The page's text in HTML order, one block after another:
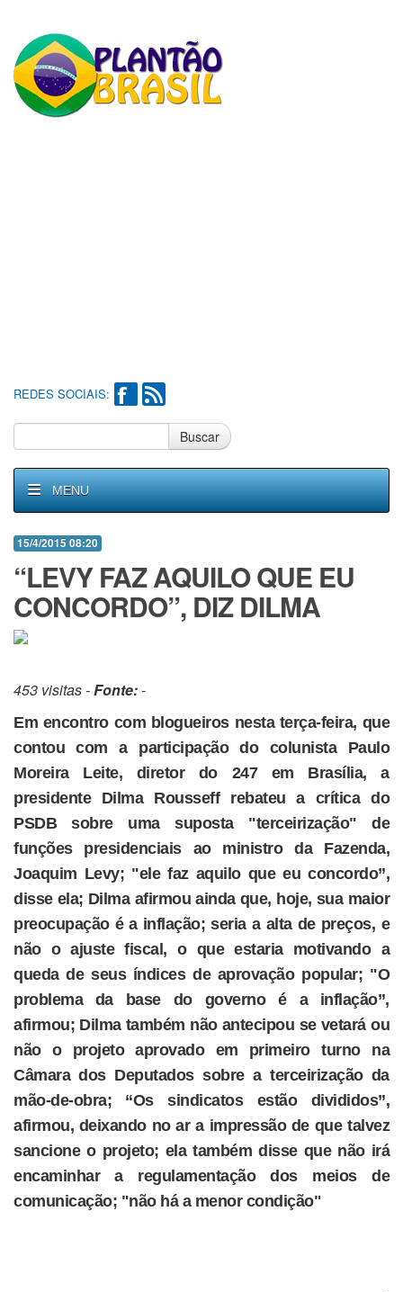
REDES SOCIAIS:
Buscar
MENU
15/4/2015 08:20
“LEVY FAZ AQUILO QUE EU
CONCORDO”, DIZ DILMA
453 visitas -Fonte:-
Em encontro com blogueiros nesta terça-feira, que
contou com a participação do colunista Paulo
Moreira Leite, diretor do 247 em Brasília, a
presidente Dilma Rousseff rebateu a crítica do
PSDB sobre uma suposta "terceirização" de
funções presidenciais ao ministro da Fazenda,
Joaquim Levy; "ele faz aquilo que eu concordo”,
disse ela; Dilma afirmou ainda que, hoje, sua maior
preocupação é a inflação; seria a alta de preços, e
não o ajuste fiscal, o que estaria motivando a
queda de seus índices de aprovação popular; "O
problema da base do governo é a inflação”,
afirmou; Dilma também não antecipou se vetará ou
não o projeto aprovado em primeiro turno na
Câmara dos Deputados sobre a terceirização da
mão-de-obra; “Os sindicatos estão divididos”,
afirmou, deixando no ar a impressão de que talvez
sancione o projeto; ela também disse que não irá
encaminhar a regulamentação dos meios de
comunicação; "não há a menor condição"